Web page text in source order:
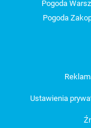
Pogoda
Pogoda
Ustawienia